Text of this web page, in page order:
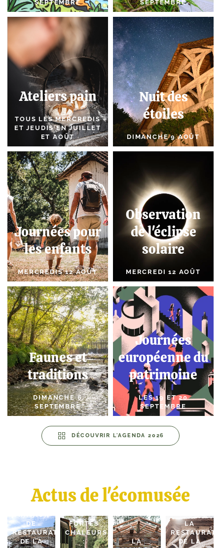
SEPTEMBRE SEPTEMBRE
Ateliers pain
TOUS LES MERCREDIS
ET JEUDIS EN JUILLET
ET AOÛT
Nuit des
étoiles
DIMANCHE 9 AOÛT
Journées pour
les enfants
MERCREDIS 12 AOÛT
Observation
de l'éclipse
solaire
MERCREDI 12 AOÛT
Faunes et
traditions
DIMANCHE 6
SEPTEMBRE
Journées
européenne du
patrimoine
LES 19 ET 20
SEPTEMBRE
DÉCOUVRIR L'AGENDA 2026
Actus de l'écomusée
COMPTE-
RENDUS
TRAVAUX
DE
RESTAURATION
DE LA
FORTES
CHALEURS
:
LA
LA
DE LA